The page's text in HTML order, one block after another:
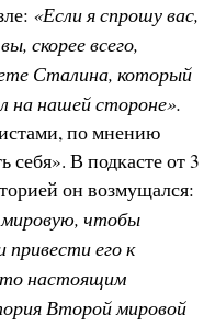
«Если я спрошу вас,
скорее всего,
Сталина, который
на нашей стороне».
по мнению
В подкасте от 3
он возмущался:
чтобы
привести его к
настоящим
Второй мировой